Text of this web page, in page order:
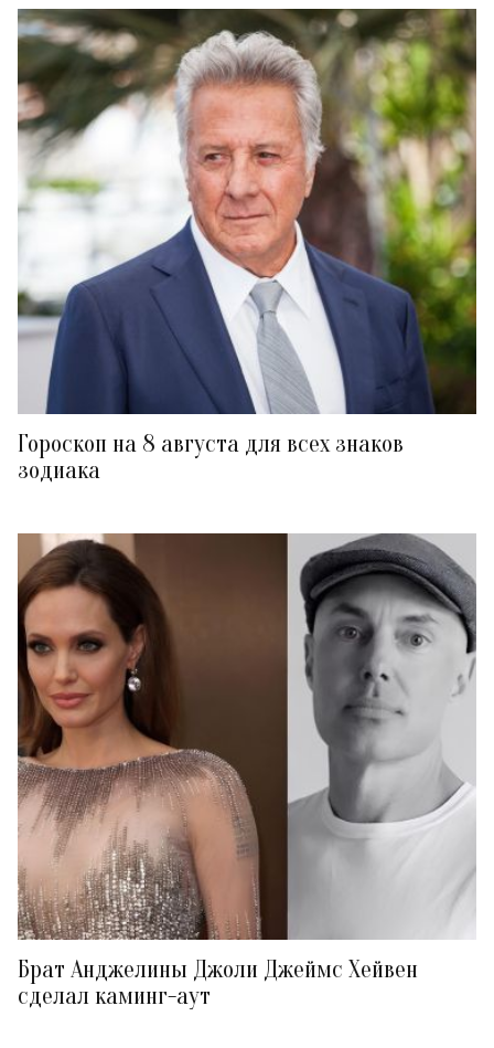
Гороскоп на 8 августа для всех знаков
зодиака
Брат Анджелины Джоли Джеймс Хейвен
сделал каминг-аут